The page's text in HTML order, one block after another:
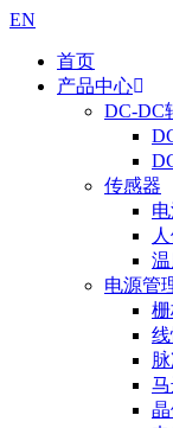
EN
首页
产品中心
DC-DC
传感器
电源管